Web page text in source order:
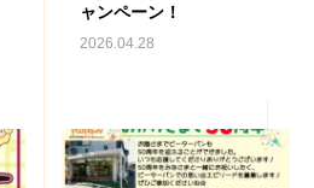
ャンペーン！
2026.04.28